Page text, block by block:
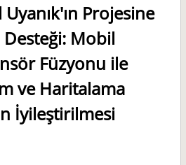
Projesine
Desteği: Mobil
Füzyonu ile
ve Haritalama
İyileştirilmesi